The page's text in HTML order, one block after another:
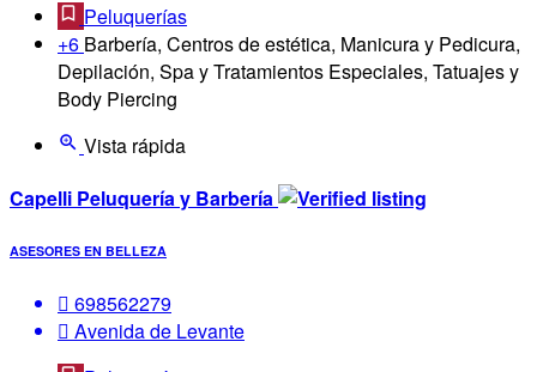
Peluquerías
+6 Barbería, Centros de estética, Manicura y Pedicura,
Depilación, Spa y Tratamientos Especiales, Tatuajes y
Body Piercing
Vista rápida
Capelli Peluquería y Barbería
ASESORES EN BELLEZA
698562279
Avenida de Levante